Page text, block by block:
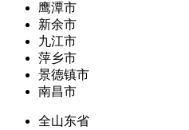
鹰潭市
新余市
九江市
萍乡市
景德镇市
南昌市
全山东省